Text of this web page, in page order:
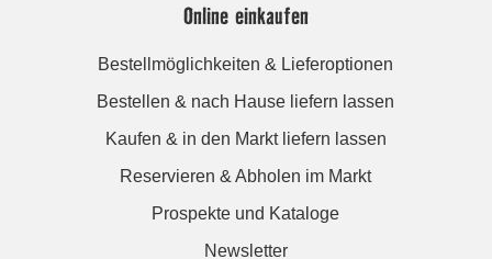
Online einkaufen
Bestellmöglichkeiten & Lieferoptionen
Bestellen & nach Hause liefern lassen
Kaufen & in den Markt liefern lassen
Reservieren & Abholen im Markt
Prospekte und Kataloge
Newsletter